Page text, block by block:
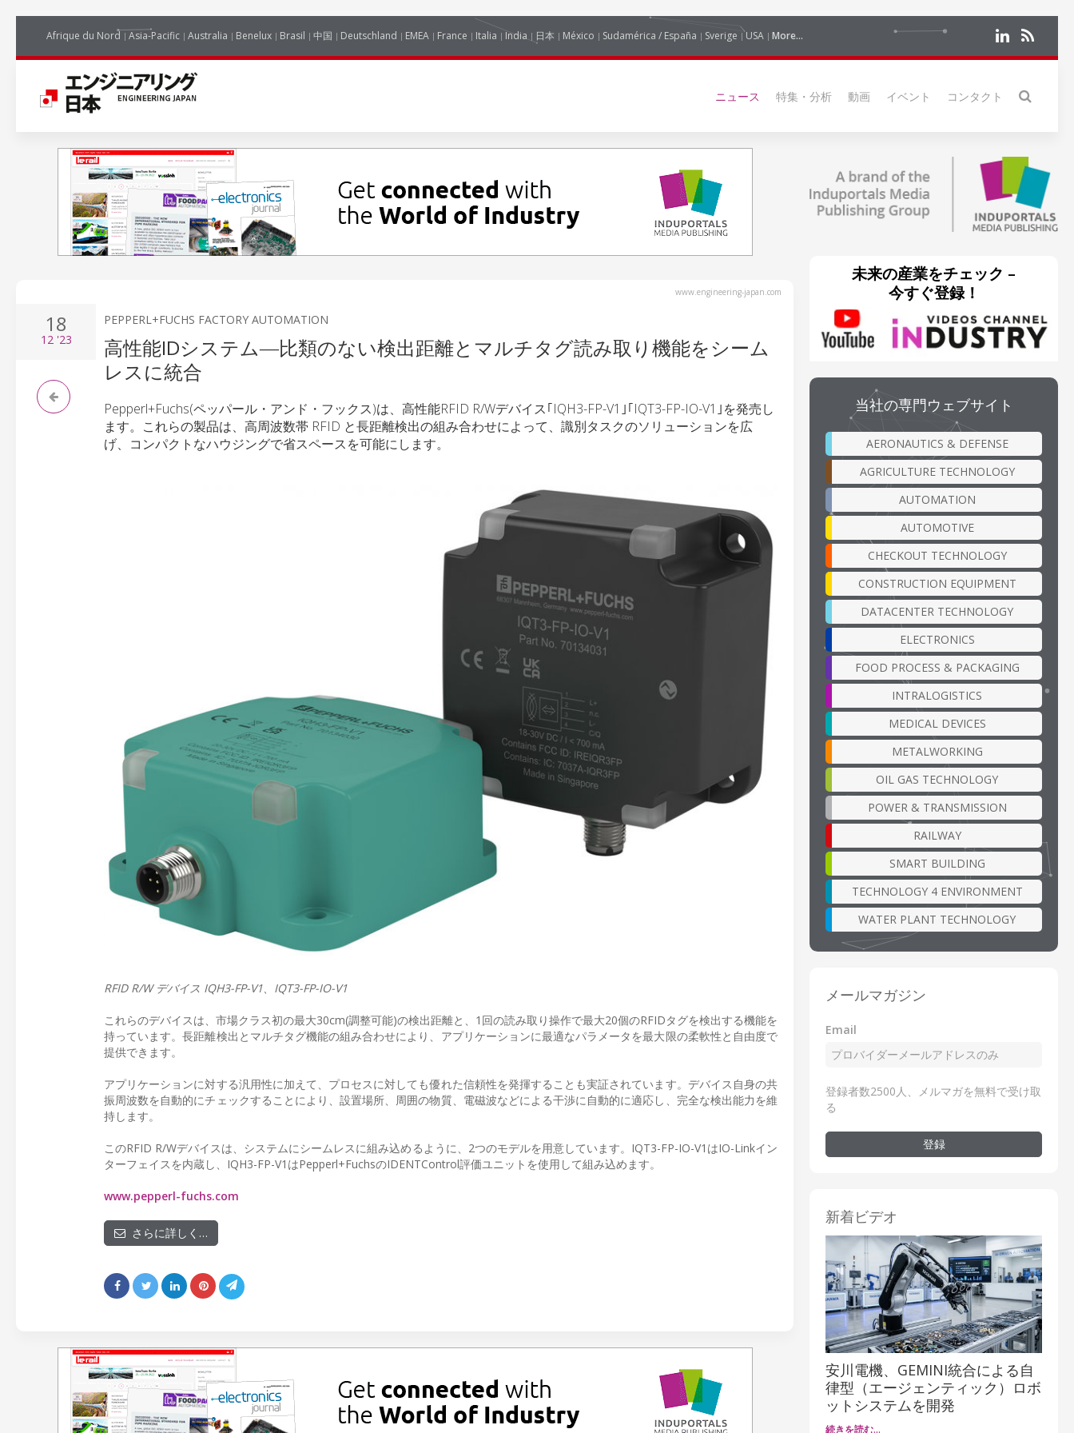
Afrique du Nord Asia-Pacific Australia Benelux Brasil 中国 Deutschland EMEA France Italia India 日本 México Sudamérica / España Sverige USA More...
ニュース 特集・分析 動画 イベント コンタクト
www.engineering-japan.com
18
12'23
PEPPERL+FUCHS FACTORY AUTOMATION
高性能IDシステム―比類のない検出距離とマルチタグ読み取り機能をシーム
レスに統合
Pepperl+Fuchs(ペッパール・アンド・フックス)は、高性能RFID R/Wデバイス｢IQH3-FP-V1｣｢IQT3-FP-IO-V1｣を発売し
ます。これらの製品は、高周波数帯 RFID と長距離検出の組み合わせによって、識別タスクのソリューションを広
げ、コンパクトなハウジングで省スペースを可能にします。
RFID R/W デバイス IQH3-FP-V1、IQT3-FP-IO-V1
これらのデバイスは、市場クラス初の最大30cm(調整可能)の検出距離と、1回の読み取り操作で最大20個のRFIDタグを検出する機能を
持っています。長距離検出とマルチタグ機能の組み合わせにより、アプリケーションに最適なパラメータを最大限の柔軟性と自由度で
提供できます。
アプリケーションに対する汎用性に加えて、プロセスに対しても優れた信頼性を発揮することも実証されています。デバイス自身の共
振周波数を自動的にチェックすることにより、設置場所、周囲の物質、電磁波などによる干渉に自動的に適応し、完全な検出能力を維
持します。
このRFID R/Wデバイスは、システムにシームレスに組み込めるように、2つのモデルを用意しています。IQT3-FP-IO-V1はIO-Linkイン
ターフェイスを内蔵し、IQH3-FP-V1はPepperl+FuchsのIDENTControl評価ユニットを使用して組み込めます。
www.pepperl-fuchs.com
さらに詳しく…
未来の産業をチェック –
今すぐ登録！
当社の専門ウェブサイト
AERONAUTICS & DEFENSE
AGRICULTURE TECHNOLOGY
AUTOMATION
AUTOMOTIVE
CHECKOUT TECHNOLOGY
CONSTRUCTION EQUIPMENT
DATACENTER TECHNOLOGY
ELECTRONICS
FOOD PROCESS & PACKAGING
INTRALOGISTICS
MEDICAL DEVICES
METALWORKING
OIL GAS TECHNOLOGY
POWER & TRANSMISSION
RAILWAY
SMART BUILDING
TECHNOLOGY 4 ENVIRONMENT
WATER PLANT TECHNOLOGY
メールマガジン
Email
登録者数2500人、メルマガを無料で受け取
る
登録
新着ビデオ
安川電機、GEMINI統合による自
律型（エージェンティック）ロボ
ットシステムを開発
続きを読む…